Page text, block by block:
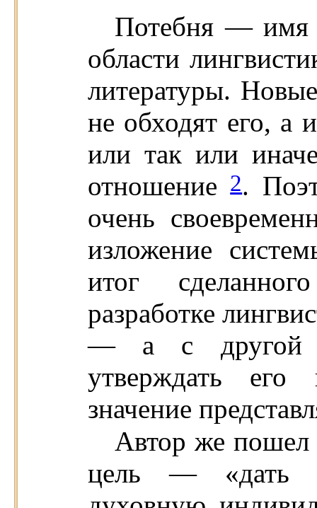
Потебня — имя
области
литературы.
не обходят его, а
или так или
отношение2.
очень
изложение
итог
разработке
— а с другой
утверждать
значение
Автор же пошел
цель — «дать